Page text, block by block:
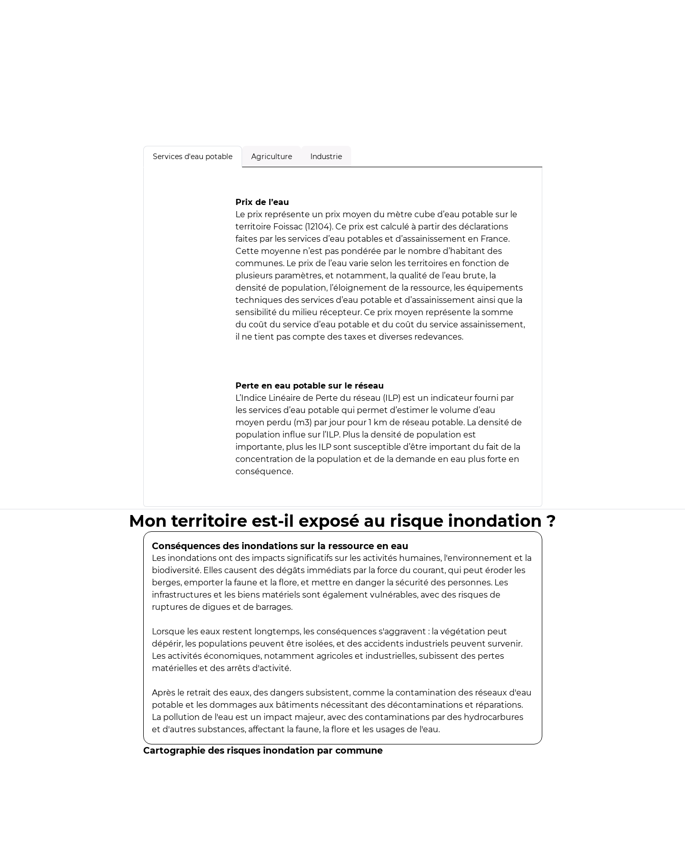
Services d'eau potable Agriculture Industrie
Prix de l’eau
Le prix représente un prix moyen du mètre cube d’eau potable sur le
territoire Foissac (12104). Ce prix est calculé à partir des déclarations
faites par les services d’eau potables et d’assainissement en France.
Cette moyenne n’est pas pondérée par le nombre d’habitant des
communes. Le prix de l’eau varie selon les territoires en fonction de
plusieurs paramètres, et notamment, la qualité de l’eau brute, la
densité de population, l’éloignement de la ressource, les équipements
techniques des services d’eau potable et d’assainissement ainsi que la
sensibilité du milieu récepteur. Ce prix moyen représente la somme
du coût du service d’eau potable et du coût du service assainissement,
il ne tient pas compte des taxes et diverses redevances.
Perte en eau potable sur le réseau
L’Indice Linéaire de Perte du réseau (ILP) est un indicateur fourni par
les services d’eau potable qui permet d’estimer le volume d’eau
moyen perdu (m3) par jour pour 1 km de réseau potable. La densité de
population influe sur l’ILP. Plus la densité de population est
importante, plus les ILP sont susceptible d’être important du fait de la
concentration de la population et de la demande en eau plus forte en
conséquence.
Mon territoire est-il exposé au risque inondation ?
Conséquences des inondations sur la ressource en eau
Les inondations ont des impacts significatifs sur les activités humaines, l'environnement et la
biodiversité. Elles causent des dégâts immédiats par la force du courant, qui peut éroder les
berges, emporter la faune et la flore, et mettre en danger la sécurité des personnes. Les
infrastructures et les biens matériels sont également vulnérables, avec des risques de
ruptures de digues et de barrages.
Lorsque les eaux restent longtemps, les conséquences s'aggravent : la végétation peut
dépérir, les populations peuvent être isolées, et des accidents industriels peuvent survenir.
Les activités économiques, notamment agricoles et industrielles, subissent des pertes
matérielles et des arrêts d'activité.
Après le retrait des eaux, des dangers subsistent, comme la contamination des réseaux d'eau
potable et les dommages aux bâtiments nécessitant des décontaminations et réparations.
La pollution de l'eau est un impact majeur, avec des contaminations par des hydrocarbures
et d'autres substances, affectant la faune, la flore et les usages de l'eau.
Cartographie des risques inondation par commune